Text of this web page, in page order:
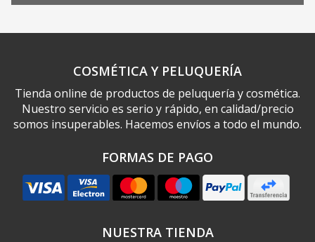
COSMÉTICA Y PELUQUERÍA
Tienda online de productos de peluquería y cosmética.
Nuestro servicio es serio y rápido, en calidad/precio
somos insuperables. Hacemos envíos a todo el mundo.
FORMAS DE PAGO
NUESTRA TIENDA